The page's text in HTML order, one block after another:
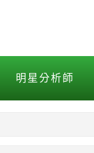
人簽約
明星分析師